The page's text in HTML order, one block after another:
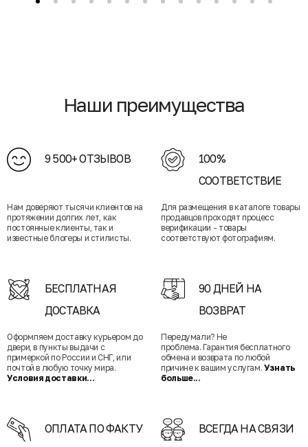
Наши преимущества
9 500+ ОТЗЫВОВ
Нам доверяют тысячи клиентов на
протяжении долгих лет, как
постоянные клиенты, так и
известные блогеры и стилисты.
100%
СООТВЕТСТВИЕ
Для размещения в каталоге товары
продавцов проходят процесс
верификации - товары
соответствуют фотографиям.
БЕСПЛАТНАЯ
ДОСТАВКА
Оформляем доставку курьером до
двери, в пункты выдачи с
примеркой по России и СНГ, или
почтой в любую точку мира.
Условия доставки...
90 ДНЕЙ НА
ВОЗВРАТ
Передумали? Не
проблема. Гарантия бесплатного
обмена и возврата по любой
причине к вашим услугам. Узнать
больше...
ОПЛАТА ПО ФАКТУ ВСЕГДА НА СВЯЗИ